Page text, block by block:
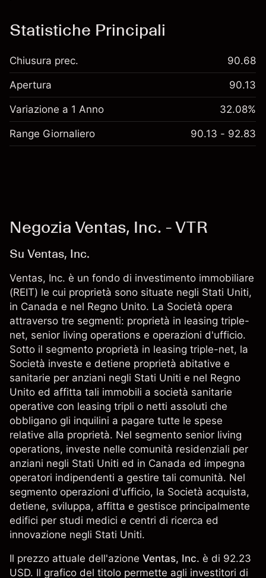
Statistiche Principali
Chiusura prec. 90.68
Apertura 90.13
Variazione a 1 Anno 32.08%
Range Giornaliero 90.13 - 92.83
Negozia Ventas, Inc. - VTR
Su Ventas, Inc.
Ventas, Inc. è un fondo di investimento immobiliare
(REIT) le cui proprietà sono situate negli Stati Uniti,
in Canada e nel Regno Unito. La Società opera
attraverso tre segmenti: proprietà in leasing triple-
net, senior living operations e operazioni d'ufficio.
Sotto il segmento proprietà in leasing triple-net, la
Società investe e detiene proprietà abitative e
sanitarie per anziani negli Stati Uniti e nel Regno
Unito ed affitta tali immobili a società sanitarie
operative con leasing tripli o netti assoluti che
obbligano gli inquilini a pagare tutte le spese
relative alla proprietà. Nel segmento senior living
operations, investe nelle comunità residenziali per
anziani negli Stati Uniti ed in Canada ed impegna
operatori indipendenti a gestire tali comunità. Nel
segmento operazioni d'ufficio, la Società acquista,
detiene, sviluppa, affitta e gestisce principalmente
edifici per studi medici e centri di ricerca ed
innovazione negli Stati Uniti.
Il prezzo attuale dell'azione Ventas, Inc. è di 92.23
USD. Il grafico del titolo permette agli investitori di